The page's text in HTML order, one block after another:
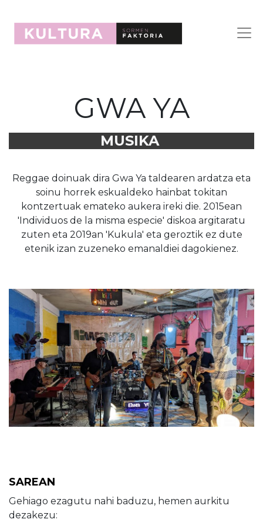
GWA YA
MUSIKA
Reggae doinuak dira Gwa Ya taldearen ardatza eta
soinu horrek eskualdeko hainbat tokitan
kontzertuak emateko aukera ireki die. 2015ean
'Individuos de la misma especie' diskoa argitaratu
zuten eta 2019an 'Kukula' eta geroztik ez dute
etenik izan zuzeneko emanaldiei dagokienez.
SAREAN
Gehiago ezagutu nahi baduzu, hemen aurkitu
dezakezu: